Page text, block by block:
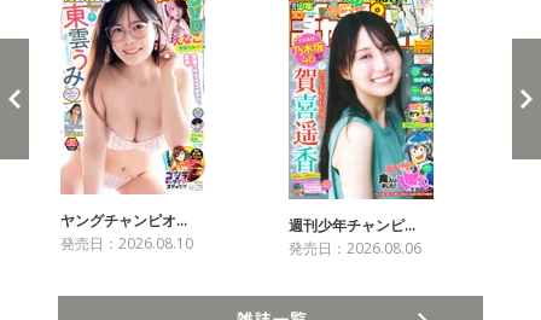
ヤングチャンピオ…
発売日：2026.08.10
週刊少年チャンピ…
発売日：2026.08.06